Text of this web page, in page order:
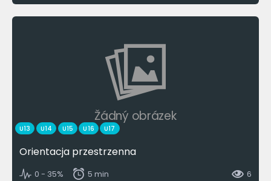
Žádný obrázek
U13 U14 U15 U16 U17
Orientacja przestrzenna
0 - 35% 5 min 6